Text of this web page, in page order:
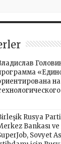
Rusya
Bankası
Sovyet